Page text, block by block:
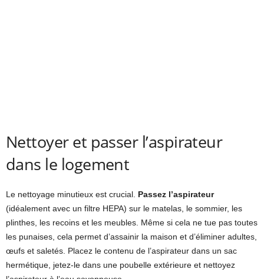
Nettoyer et passer l’aspirateur
dans le logement
Le nettoyage minutieux est crucial. Passez l’aspirateur
(idéalement avec un filtre HEPA) sur le matelas, le sommier, les
plinthes, les recoins et les meubles. Même si cela ne tue pas toutes
les punaises, cela permet d’assainir la maison et d’éliminer adultes,
œufs et saletés. Placez le contenu de l’aspirateur dans un sac
hermétique, jetez-le dans une poubelle extérieure et nettoyez